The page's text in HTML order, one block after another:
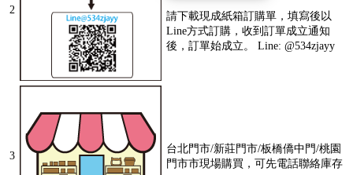
2
請下載現成紙箱訂購單，填寫後以
Line方式訂購，收到訂單成立通知
後，訂單始成立。 Line: @534zjayy
3
台北門市/新莊門市/板橋僑中門/桃園
門市市現場購買，可先電話聯絡庫存